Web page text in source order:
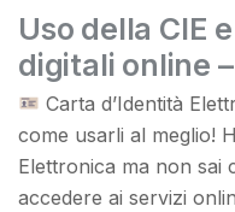
Uso della CIE
digitali online
Carta d’Identità
come usarli al meglio!
Elettronica ma non sai
accedere ai servizi